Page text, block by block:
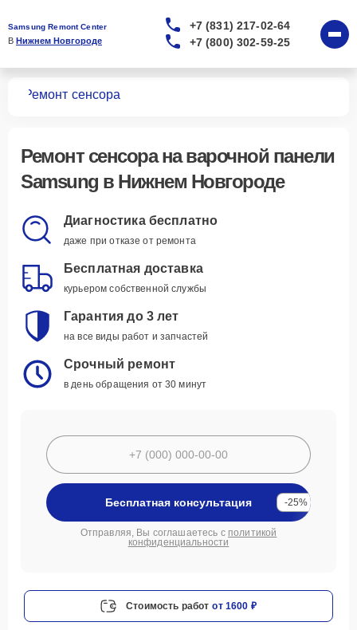
Samsung Remont Center
В Нижнем Новгороде
+7 (831) 217-02-64
+7 (800) 302-59-25
Ремонт сенсора
Ремонт сенсорана варочной панели
Samsung в Нижнем Новгороде
Диагностика бесплатно
даже при отказе от ремонта
Бесплатная доставка
курьером собственной службы
Гарантия до 3 лет
на все виды работ и запчастей
Срочный ремонт
в день обращения от 30 минут
Бесплатная консультация -25%
Отправляя, Вы соглашаетесь с политикой
конфиденциальности
Стоимость работ от 1600 ₽